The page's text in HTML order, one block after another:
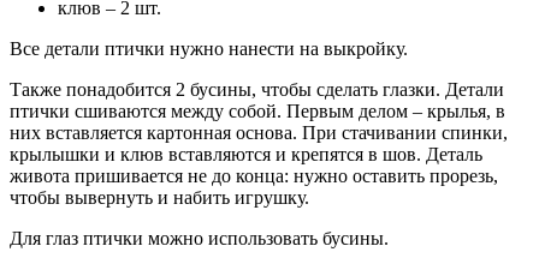
клюв – 2 шт.
Все детали птички нужно нанести на выкройку.
Также понадобится 2 бусины, чтобы сделать глазки. Детали
птички сшиваются между собой. Первым делом – крылья, в
них вставляется картонная основа. При стачивании спинки,
крылышки и клюв вставляются и крепятся в шов. Деталь
живота пришивается не до конца: нужно оставить прорезь,
чтобы вывернуть и набить игрушку.
Для глаз птички можно использовать бусины.